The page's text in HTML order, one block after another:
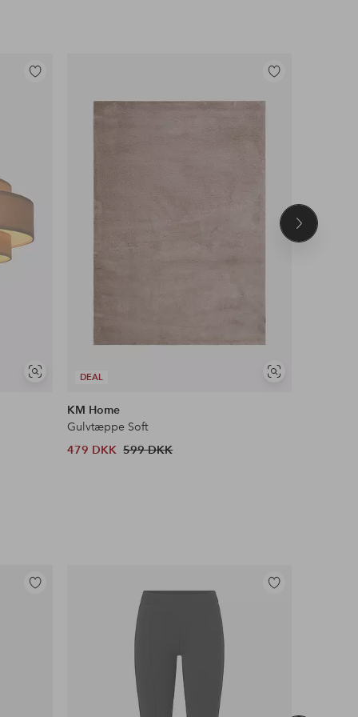
Se
Tilføj
DEAL
Se
Tilføj
KM Home
Gulvtæppe Soft
479 DKK 599 DKK
Næste
Tilføj
Tilføj